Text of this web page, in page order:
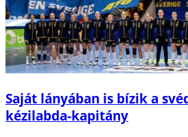
Saját lányában is bízik a
kézilabda-kapitány